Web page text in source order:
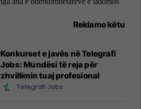
Reklamo këtu
Konkurset e javës në Telegrafi
Jobs: Mundësi të reja për
zhvillimin tuaj profesional
Telegrafi Jobs